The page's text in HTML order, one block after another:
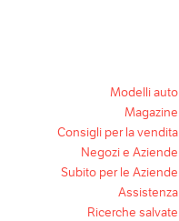
Modelli auto
Magazine
Consigli per la vendita
Negozi e Aziende
Subito per le Aziende
Assistenza
Ricerche salvate